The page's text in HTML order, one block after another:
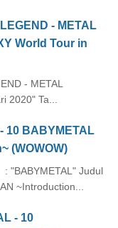
- METAL
World Tour in
METAL
2020" Ta...
10 BABYMETAL
(WOWOW)
Judul
- 10